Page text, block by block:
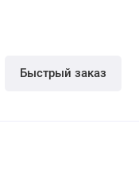
Быстрый заказ